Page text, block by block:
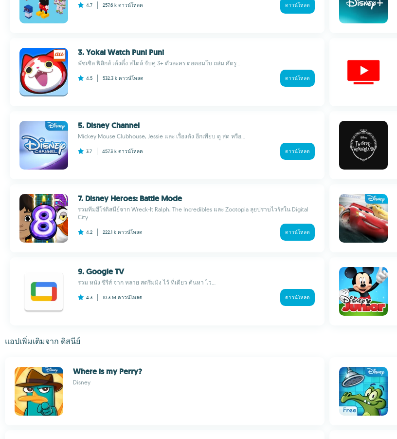
4.7 257.6 k ดาวน์โหลด ดาวน์โหลด
3. Yokai Watch Puni Puni
พัซเซิล ฟิสิกส์ เด้งดึ๋ง สไตล์ จับคู่ 3+ ตัวละคร ต่อคอมโบ ถล่ม ศัตรู...
4.5 532.3 k ดาวน์โหลด ดาวน์โหลด
5. Disney Channel
Mickey Mouse Clubhouse, Jessie และ เรื่องดัง อีกเพียบ ดู สด หรือ...
3.7 457.3 k ดาวน์โหลด ดาวน์โหลด
7. Disney Heroes: Battle Mode
รวมทีมฮีโร่ดิสนีย์จาก Wreck-It Ralph, The Incredibles และ Zootopia ลุยปราบไวรัสใน Digital
City...
4.2 222.1 k ดาวน์โหลด ดาวน์โหลด
9. Google TV
รวม หนัง ซีรีส์ จาก หลาย สตรีมมิง ไว้ ที่เดียว ค้นหา ไว...
4.3 10.3 M ดาวน์โหลด ดาวน์โหลด
แอปเพิ่มเติมจาก ดิสนีย์
Where is my Perry?
Disney